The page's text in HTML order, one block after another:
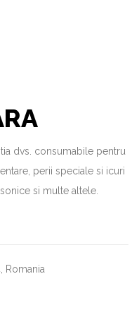
dvs. consumabile pentru
perii speciale si icuri
si multe altele.
Romania